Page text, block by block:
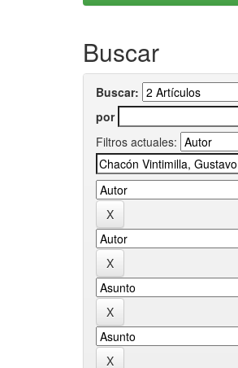
Buscar
Buscar:
por
Filtros actuales: